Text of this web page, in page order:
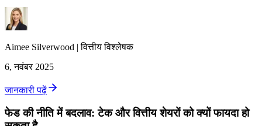
Aimee Silverwood |वित्तीय विश्लेषक
6, नवंबर 2025
जानकारी पढ़ें
फेड की नीति में बदलाव: टेक और वित्तीय शेयरों को क्यों फायदा हो